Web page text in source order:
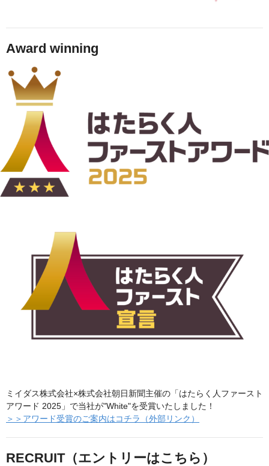
Award winning
ミイダス株式会社×株式会社朝日新聞主催の「はたらく人ファースト
アワード 2025」で当社が"White"を受賞いたしました！
＞＞アワード受賞のご案内はコチラ（外部リンク）
RECRUIT（エントリーはこちら）